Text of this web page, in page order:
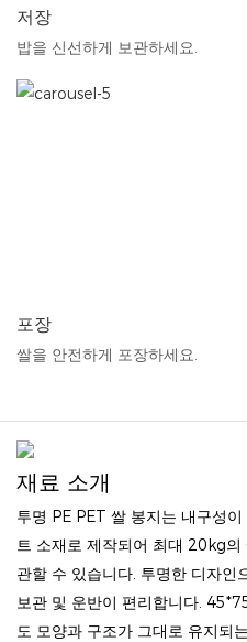
저장
밥을 신선하게 보관하세요.
포장
쌀을 안전하게 포장하세요.
재료 소개
투명 PE PET 쌀 봉지는 내구성
트 소재로 제작되어 최대 20kg
관할 수 있습니다. 투명한 디자인
보관 및 운반이 편리합니다.
도 모양과 구조가 그대로 유지되